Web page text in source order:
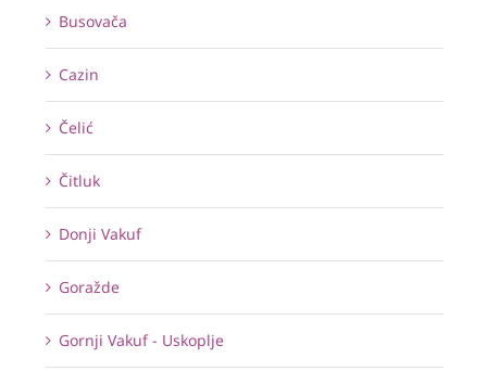
Busovača
Cazin
Čelić
Čitluk
Donji Vakuf
Goražde
Gornji Vakuf - Uskoplje